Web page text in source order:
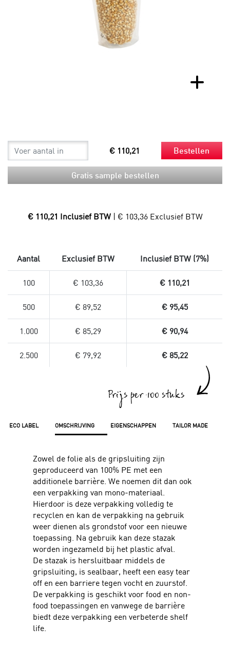
€ 110,21 Bestellen
Gratis sample bestellen
€ 110,21 Inclusief BTW | € 103,36 Exclusief BTW
ECO LABEL OMSCHRIJVING EIGENSCHAPPEN TAILOR MADE
Zowel de folie als de gripsluiting zijn
geproduceerd van 100% PE met een
additionele barrière. We noemen dit dan ook
een verpakking van mono-materiaal.
Hierdoor is deze verpakking volledig te
recyclen en kan de verpakking na gebruik
weer dienen als grondstof voor een nieuwe
toepassing. Na gebruik kan deze stazak
worden ingezameld bij het plastic afval.
De stazak is hersluitbaar middels de
gripsluiting, is sealbaar, heeft een easy tear
off en een barriere tegen vocht en zuurstof.
De verpakking is geschikt voor food en non-
food toepassingen en vanwege de barrière
biedt deze verpakking een verbeterde shelf
life.
Aantal Exclusief BTW Inclusief BTW (7%)
100 € 103,36 € 110,21
500 € 89,52 € 95,45
1.000 € 85,29 € 90,94
2.500 € 79,92 € 85,22
Prijs per 100 stuks